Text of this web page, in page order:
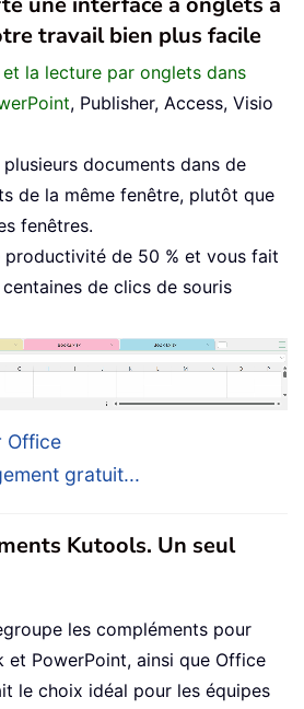
travail bien plus facile
et la lecture par onglets dans
, Publisher, Access, Visio
documents dans de
de la même fenêtre, plutôt que
fenêtres.
productivité de 50 % et vous fait
de clics de souris
Office
gratuit...
Kutools. Un seul
les compléments pour
et PowerPoint, ainsi que Office
le choix idéal pour les équipes